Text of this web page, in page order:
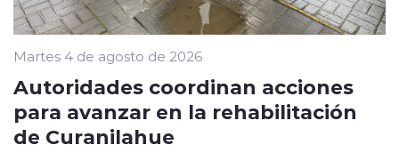
Martes 4 de agosto de 2026
Autoridades coordinan acciones
para avanzar en la rehabilitación
de Curanilahue